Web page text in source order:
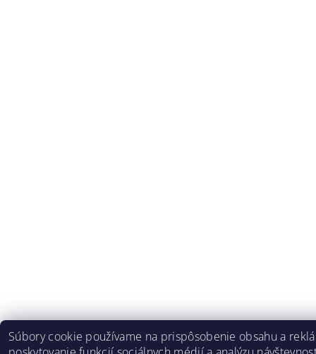
Súbory cookie používame na prispôsobenie obsahu a